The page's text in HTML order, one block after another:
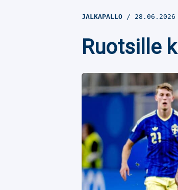
JALKAPALLO 28.06.2026
Ruotsille